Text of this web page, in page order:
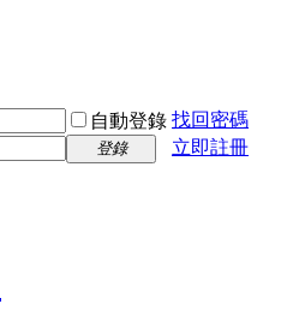
自動登錄 找回密碼
登錄 立即註冊